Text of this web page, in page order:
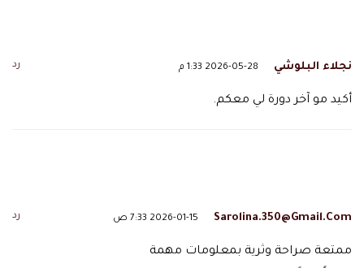
نجلاء البلوشي 2026-05-28 1:33 م رد
أكيد مو آخر دورة لي معكم.
Sarolina.350@gmail.com 2026-01-15 7:33 ص رد
ممتعة صراحة وثرية بمعلومات مهمة